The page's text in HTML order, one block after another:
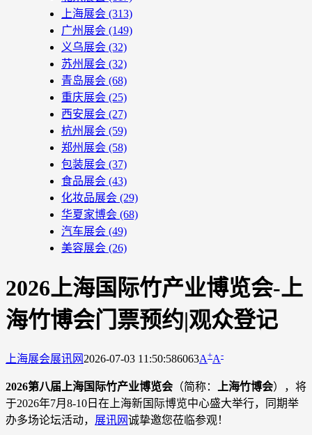
上海展会 (313)
广州展会 (149)
义乌展会 (32)
苏州展会 (32)
青岛展会 (68)
重庆展会 (25)
西安展会 (27)
杭州展会 (59)
郑州展会 (58)
包装展会 (37)
食品展会 (43)
化妆品展会 (29)
华夏家博会 (68)
汽车展会 (49)
美容展会 (26)
2026上海国际竹产业博览会-上
海竹博会门票预约|观众登记
上海展会展讯网 2026-07-03 11:50:586063A+A-
2026第八届上海国际竹产业博览会 （简称： 上海竹博会），将
于2026年7月8-10日在上海新国际博览中心盛大举行，同期举
办多场论坛活动， 展讯网诚挚邀您莅临参观！